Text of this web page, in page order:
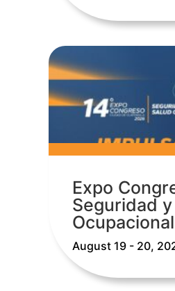
Expo
Seguridad
Ocupacional
August 19 - 20,